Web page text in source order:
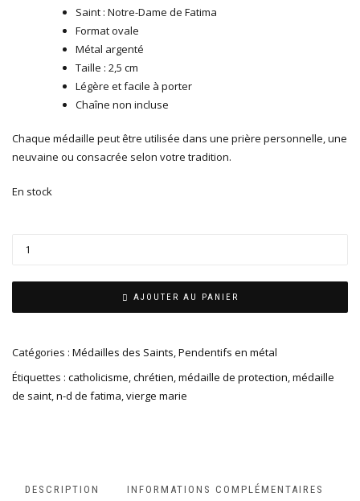
Saint : Notre-Dame de Fatima
Format ovale
Métal argenté
Taille : 2,5 cm
Légère et facile à porter
Chaîne non incluse
Chaque médaille peut être utilisée dans une prière personnelle, une
neuvaine ou consacrée selon votre tradition.
En stock
AJOUTER AU PANIER
Catégories : Médailles des Saints,Pendentifs en métal
Étiquettes : catholicisme,chrétien,médaille de protection,médaille
de saint,n-d de fatima,vierge marie
DESCRIPTION INFORMATIONS COMPLÉMENTAIRES